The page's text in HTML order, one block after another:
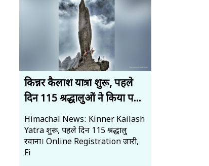
किन्नर कैलाश यात्रा शुरू, पहले
दिन 115 श्रद्धालुओं ने किया प...
Himachal News: Kinner Kailash
Yatra शुरू, पहले दिन 115 श्रद्धालु
रवाना। Online Registration जारी,
Fi